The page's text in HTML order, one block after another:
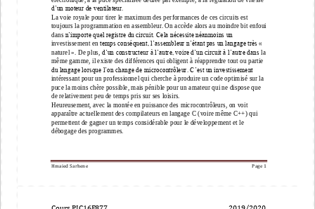
Hmaied Sarhene Page 1
d’un moteur de ventilateur.
La voie royale pour tirer le maximum des performances de ces circuits est
toujours la programmation en assembleur. On accède alors au moindre bit enfoui
dans n’importe quel registre du circuit. Cela nécessite néanmoins un
investissement en temps conséquent, l’assembleur n’étant pas un langage très «
naturel ». De plus, d’un constructeur à l’autre, voire d’un circuit à l’autre dans la
même gamme, il existe des différences qui obligent à réapprendre tout ou partie
du langage lorsque l’on change de microcontrôleur. C’est un investissement
intéressant pour un professionnel qui cherche à produire un code optimisé sur la
puce la moins chère possible, mais pénible pour un amateur qui ne dispose que
de relativement peu de temps pris sur ses loisirs.
Heureusement, avec la montée en puissance des microcontrôleurs, on voit
apparaître actuellement des compilateurs en langage C (voire même C++) qui
permettent de gagner un temps considérable pour le développement et le
débogage des programmes.
Cours PIC16F877 2019/2020